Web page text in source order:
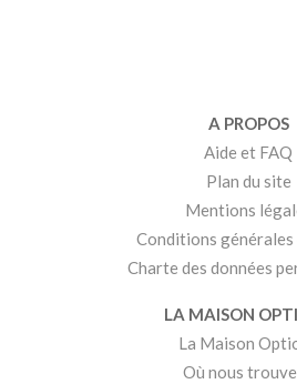
A PROPOS
Aide et FAQ
Plan du site
Mentions
Conditions générales
Charte des données
LA MAISON
La Maison
Où nous